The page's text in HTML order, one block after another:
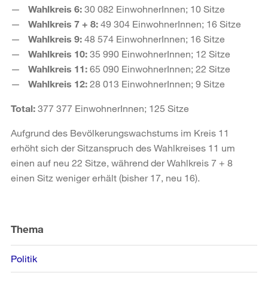
Wahlkreis 6: 30 082 EinwohnerInnen; 10 Sitze
Wahlkreis 7 + 8: 49 304 EinwohnerInnen; 16 Sitze
Wahlkreis 9: 48 574 EinwohnerInnen; 16 Sitze
Wahlkreis 10: 35 990 EinwohnerInnen; 12 Sitze
Wahlkreis 11: 65 090 EinwohnerInnen; 22 Sitze
Wahlkreis 12: 28 013 EinwohnerInnen; 9 Sitze
Total: 377 377 EinwohnerInnen; 125 Sitze
Aufgrund des Bevölkerungswachstums im Kreis 11
erhöht sich der Sitzanspruch des Wahlkreises 11 um
einen auf neu 22 Sitze, während der Wahlkreis 7 + 8
einen Sitz weniger erhält (bisher 17, neu 16).
Informationen
Thema
Politik